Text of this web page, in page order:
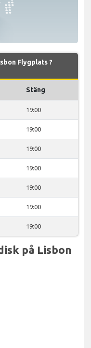
Flygplats ?
Stäng
19:00
19:00
19:00
19:00
19:00
19:00
19:00
på Lisbon